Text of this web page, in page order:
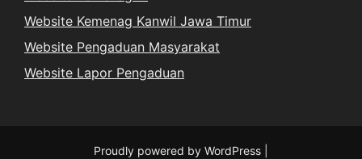
Website Kemenag Kanwil Jawa Timur
Website Pengaduan Masyarakat
Website Lapor Pengaduan
Proudly powered by WordPress